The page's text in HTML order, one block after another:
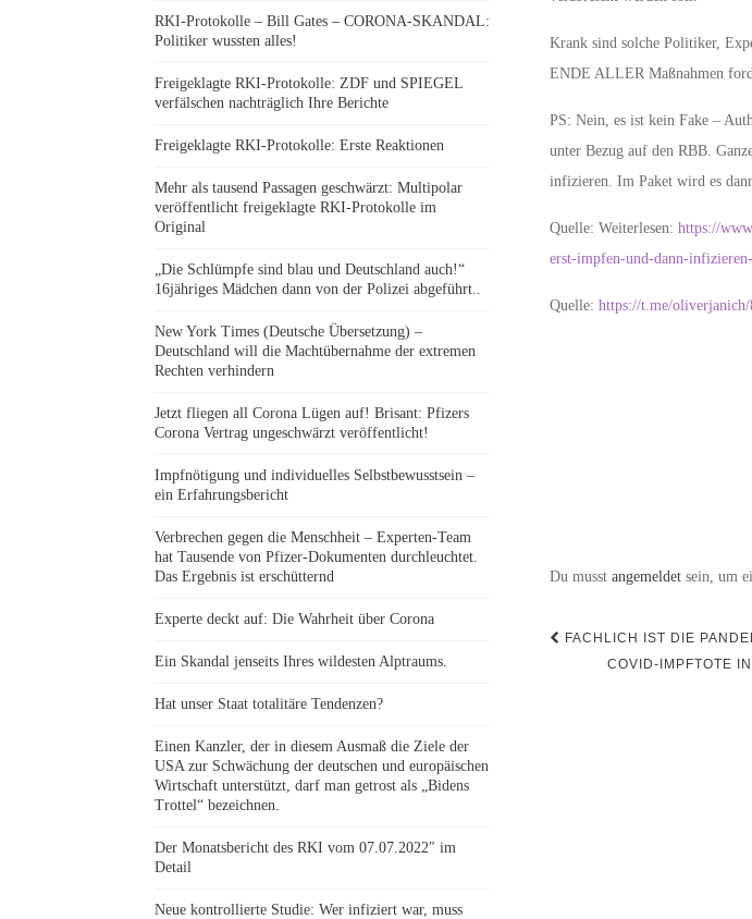
Krank sind solche Politiker,
ENDE ALLER Maßnahmen
PS: Nein, es ist kein Fake –
unter Bezug auf den RBB.
infizieren. Im Paket wird es
Quelle: Weiterlesen:https://
erst-impfen-und-dann-
Quelle:https://t.me/oliverjanich/
Du musstangemeldet sein, um
FACHLICH IST DIE
COVID-IMPFTOTE
RKI-Protokolle – Bill Gates – CORONA-SKANDAL:
Politiker wussten alles!
Freigeklagte RKI-Protokolle: ZDF und SPIEGEL
verfälschen nachträglich Ihre Berichte
Freigeklagte RKI-Protokolle: Erste Reaktionen
Mehr als tausend Passagen geschwärzt: Multipolar
veröffentlicht freigeklagte RKI-Protokolle im
Original
„Die Schlümpfe sind blau und Deutschland auch!“
16jähriges Mädchen dann von der Polizei abgeführt..
New York Times (Deutsche Übersetzung) –
Deutschland will die Machtübernahme der extremen
Rechten verhindern
Jetzt fliegen all Corona Lügen auf! Brisant: Pfizers
Corona Vertrag ungeschwärzt veröffentlicht!
Impfnötigung und individuelles Selbstbewusstsein –
ein Erfahrungsbericht
Verbrechen gegen die Menschheit – Experten-Team
hat Tausende von Pfizer-Dokumenten durchleuchtet.
Das Ergebnis ist erschütternd
Experte deckt auf: Die Wahrheit über Corona
Ein Skandal jenseits Ihres wildesten Alptraums.
Hat unser Staat totalitäre Tendenzen?
Einen Kanzler, der in diesem Ausmaß die Ziele der
USA zur Schwächung der deutschen und europäischen
Wirtschaft unterstützt, darf man getrost als „Bidens
Trottel“ bezeichnen.
Der Monatsbericht des RKI vom 07.07.2022″ im
Detail
Neue kontrollierte Studie: Wer infiziert war, muss